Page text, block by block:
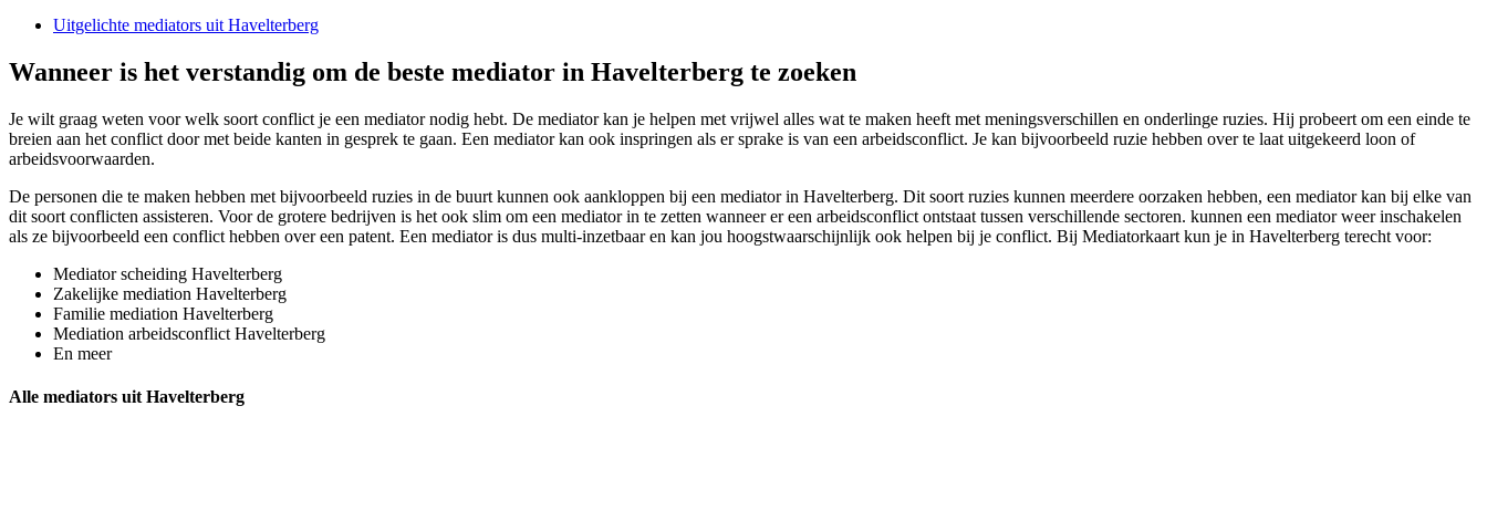
Uitgelichte mediators uit Havelterberg
Wanneer is het verstandig om de beste mediator in Havelterberg te zoeken
Je wilt graag weten voor welk soort conflict je een mediator nodig hebt. De mediator kan je helpen met vrijwel alles wat te maken heeft met meningsverschillen en onderlinge ruzies. Hij probeert om een einde te
breien aan het conflict door met beide kanten in gesprek te gaan. Een mediator kan ook inspringen als er sprake is van een arbeidsconflict. Je kan bijvoorbeeld ruzie hebben over te laat uitgekeerd loon of
arbeidsvoorwaarden.
De personen die te maken hebben met bijvoorbeeld ruzies in de buurt kunnen ook aankloppen bij een mediator in Havelterberg. Dit soort ruzies kunnen meerdere oorzaken hebben, een mediator kan bij elke van
dit soort conflicten assisteren. Voor de grotere bedrijven is het ook slim om een mediator in te zetten wanneer er een arbeidsconflict ontstaat tussen verschillende sectoren. kunnen een mediator weer inschakelen
als ze bijvoorbeeld een conflict hebben over een patent. Een mediator is dus multi-inzetbaar en kan jou hoogstwaarschijnlijk ook helpen bij je conflict. Bij Mediatorkaart kun je in Havelterberg terecht voor:
Mediator scheiding Havelterberg
Zakelijke mediation Havelterberg
Familie mediation Havelterberg
Mediation arbeidsconflict Havelterberg
En meer
Alle mediators uit Havelterberg